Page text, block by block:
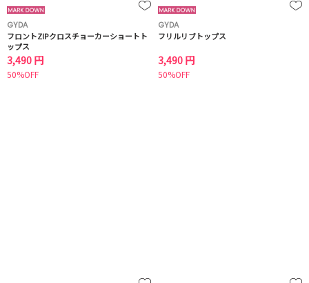
GYDA
フロントZIPクロスチョーカーショートト
ップス
3,490 円
50%OFF
GYDA
フリルリブトップス
3,490 円
50%OFF